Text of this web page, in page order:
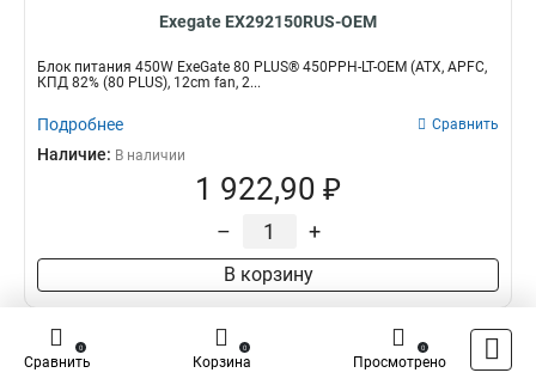
Exegate EX292150RUS-OEM
Блок питания 450W ExeGate 80 PLUS® 450PPH-LT-OEM (ATX, APFC,
КПД 82% (80 PLUS), 12cm fan, 2...
Подробнее Сравнить
Наличие: В наличии
1 922,90 ₽
– +
В корзину
Сравнить
0
Корзина
0
Просмотрено
0